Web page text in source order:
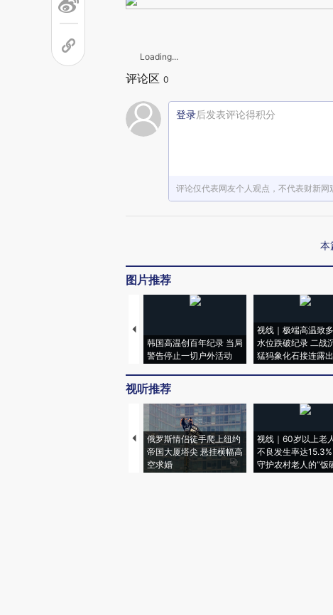
Loading...
评论区 0
登录后发表评论得积分
评论仅代表网友个人观点，不代表财新网
本
图片推荐
韩国高温创百年纪录 当局
警告停止一切户外活动
视线｜极端高温致
水位跌破纪录 二战
猛犸象化石接连露出
视听推荐
俄罗斯情侣徒手爬上纽约
帝国大厦塔尖 悬挂横幅高
空求婚
视线｜60岁以上老
不良发生率达
守护农村老人的“饭